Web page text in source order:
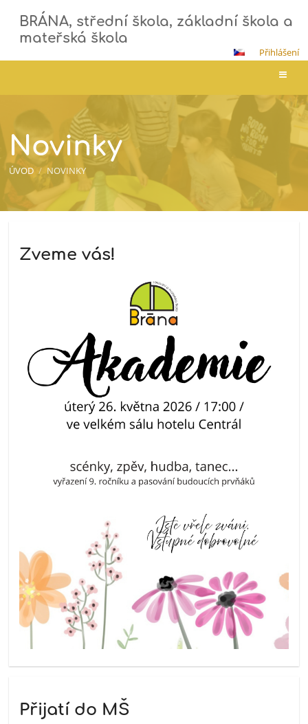
BRÁNA, střední škola, základní škola a
mateřská škola
Přihlášení
Novinky
ÚVOD / NOVINKY
Zveme vás!
Přijatí do MŠ